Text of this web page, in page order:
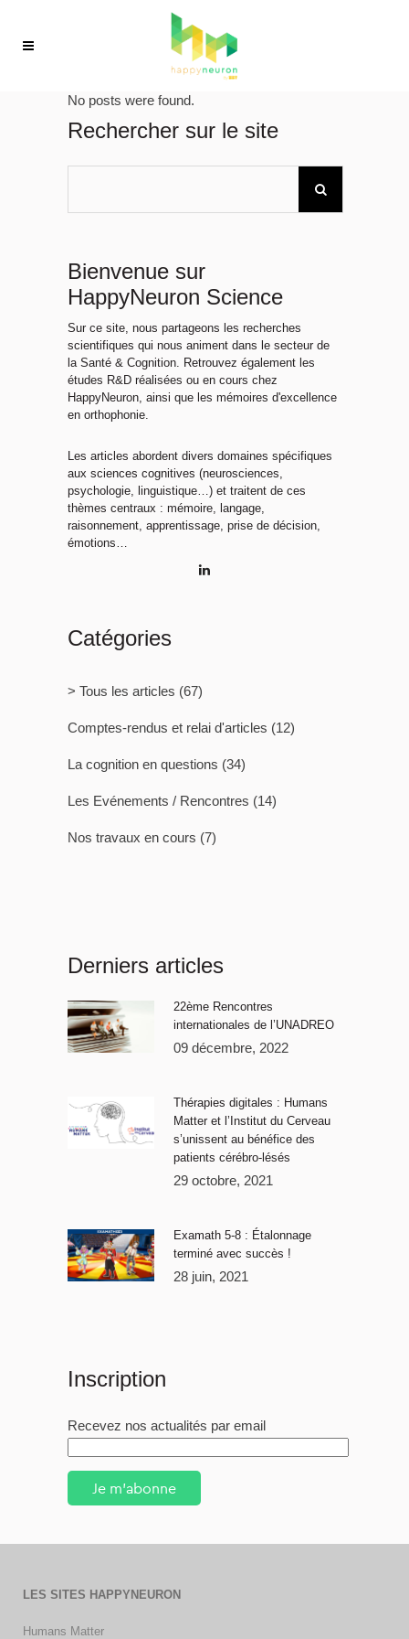
No posts were found.
Rechercher sur le site
Bienvenue sur
HappyNeuron Science
Sur ce site, nous partageons les recherches
scientifiques qui nous animent dans le secteur de
la Santé & Cognition. Retrouvez également les
études R&D réalisées ou en cours chez
HappyNeuron, ainsi que les mémoires d'excellence
en orthophonie.
Les articles abordent divers domaines spécifiques
aux sciences cognitives (neurosciences,
psychologie, linguistique…) et traitent de ces
thèmes centraux : mémoire, langage,
raisonnement, apprentissage, prise de décision,
émotions…
Catégories
> Tous les articles (67)
Comptes-rendus et relai d'articles (12)
La cognition en questions (34)
Les Evénements / Rencontres (14)
Nos travaux en cours (7)
Derniers articles
22ème Rencontres
internationales de l’UNADREO
09 décembre, 2022
Thérapies digitales : Humans
Matter et l’Institut du Cerveau
s’unissent au bénéfice des
patients cérébro-lésés
29 octobre, 2021
Examath 5-8 : Étalonnage
terminé avec succès !
28 juin, 2021
Inscription
Recevez nos actualités par email
Je m'abonne
LES SITES HAPPYNEURON
Humans Matter